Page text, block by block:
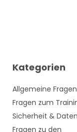
Kategorien
Allgemeine Fragen
Fragen zum
Sicherheit &
Fragen zu den